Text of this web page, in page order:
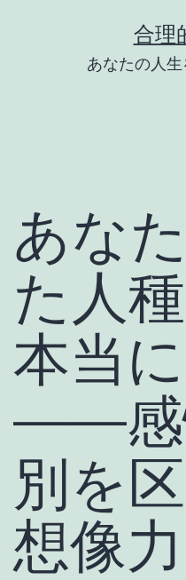
ッ
合理
あなたの人
あな
た人
本当
――感
別を
想像力